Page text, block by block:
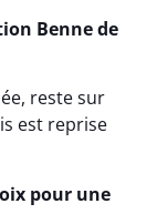
Benne de
reste sur
est reprise
pour une